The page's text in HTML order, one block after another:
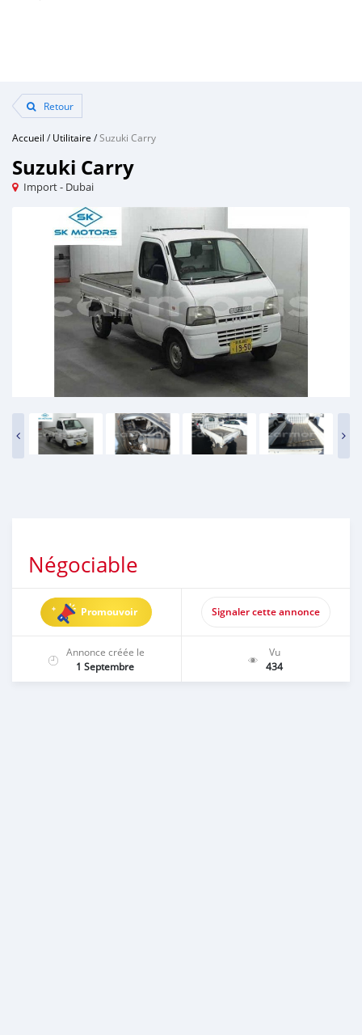
Retour
Accueil /Utilitaire /Suzuki Carry
Suzuki Carry
Import - Dubai
Négociable
Promouvoir Signaler cette annonce
Annonce créée le
1 Septembre
Vu
434